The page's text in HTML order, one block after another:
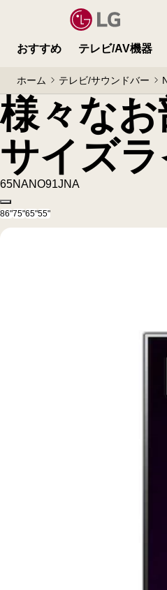
おすすめ テレビ/AV機器
ホーム テレビ/サウンドバー
様々なお部屋でNano
様々な
サイズラ
65NANO91JNA
Copy model name
86"75"65"55"